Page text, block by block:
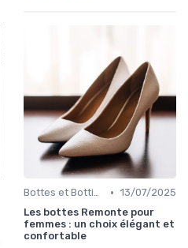
Bottes et Bottines • 13/07/2025
Les bottes Remonte pour
femmes : un choix élégant et
confortable